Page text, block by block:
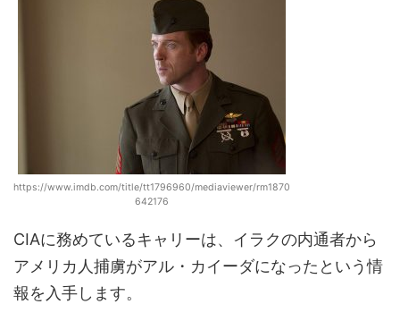
https://www.imdb.com/title/tt1796960/mediaviewer/rm1870
642176
CIAに務めているキャリーは、イラクの内通者から
アメリカ人捕虜がアル・カイーダになったという情
報を入手します。